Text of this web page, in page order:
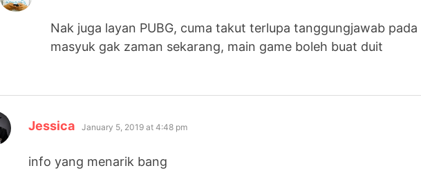
Nak juga layan PUBG, cuma takut terlupa tanggungjawab
masyuk gak zaman sekarang, main game boleh buat duit
Jessica says:
January 5, 2019 at 4:48 pm
info yang menarik bang